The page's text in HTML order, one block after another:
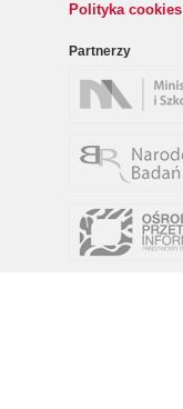
Polityka cookies
Partnerzy